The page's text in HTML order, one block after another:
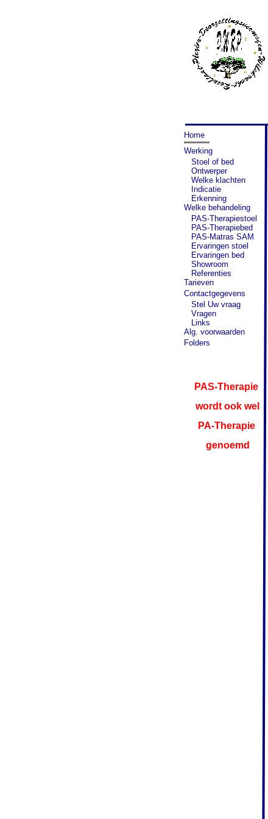
Home
Werking
Stoel of bed
Ontwerper
Welke klachten
Indicatie
Erkenning
Welke behandeling
PAS-Therapiestoel
PAS-Therapiebed
PAS-Matras SAM
Ervaringen stoel
Ervaringen bed
Showroom
Referenties
Tarieven
Contactgegevens
Stel Uw vraag
Vragen
Links
Alg. voorwaarden
Folders
PAS-Therapie
wordt ook wel
PA-Therapie
genoemd